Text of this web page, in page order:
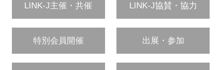
LINK-J主催・共催 LINK-J協賛・協力
特別会員開催 出展・参加